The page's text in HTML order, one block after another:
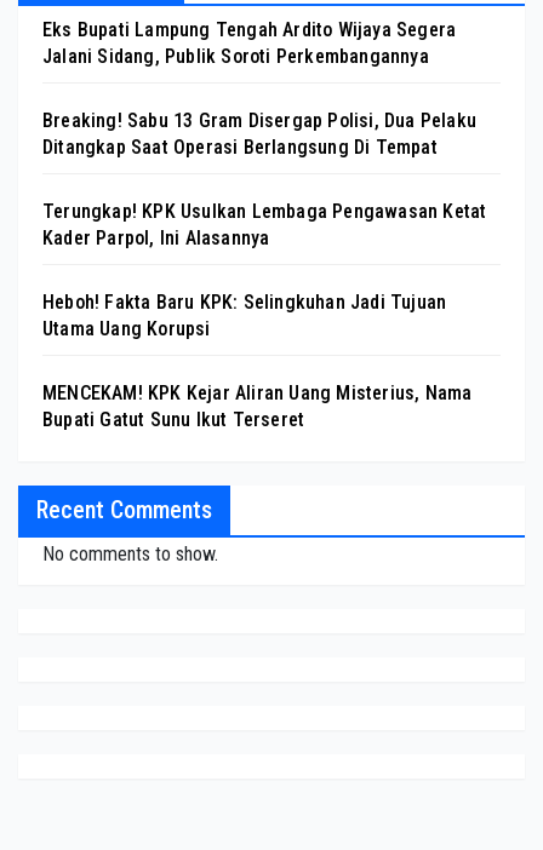
Eks Bupati Lampung Tengah Ardito Wijaya Segera
Jalani Sidang, Publik Soroti Perkembangannya
Breaking! Sabu 13 Gram Disergap Polisi, Dua Pelaku
Ditangkap Saat Operasi Berlangsung Di Tempat
Terungkap! KPK Usulkan Lembaga Pengawasan Ketat
Kader Parpol, Ini Alasannya
Heboh! Fakta Baru KPK: Selingkuhan Jadi Tujuan
Utama Uang Korupsi
MENCEKAM! KPK Kejar Aliran Uang Misterius, Nama
Bupati Gatut Sunu Ikut Terseret
Recent Comments
No comments to show.